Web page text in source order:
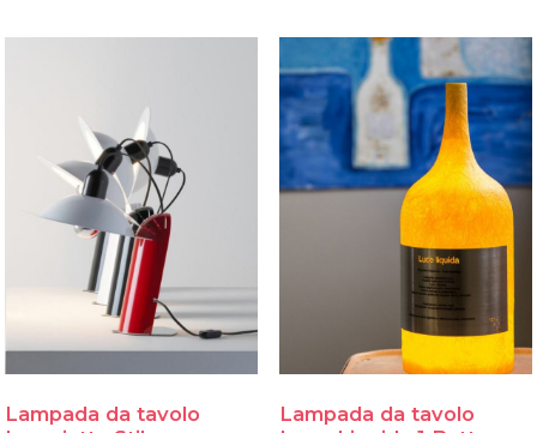
Lampada da tavolo
Lampada da tavolo